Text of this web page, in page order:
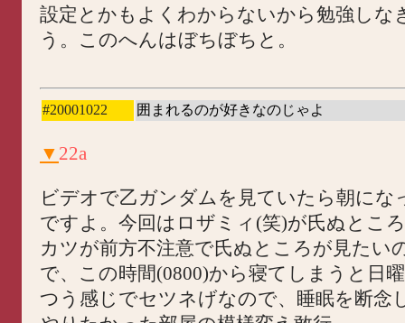
設定とかもよくわからないから勉強しな
う。このへんはぼちぼちと。
#20001022 囲まれるのが好きなのじゃよ
▼ 22a
ビデオで乙ガンダムを見ていたら朝にな
ですよ。今回はロザミィ(笑)が氏ぬとこ
カツが前方不注意で氏ぬところが見た
で、この時間(0800)から寝てしまうと日
つう感じでセツネげなので、睡眠を断念